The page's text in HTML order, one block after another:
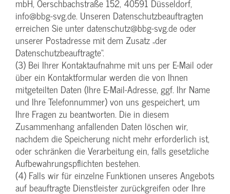
mbH, Oerschbachstraße 152, 40591 Düsseldorf,
info@bbg-svg.de. Unseren Datenschutzbeauftragten
erreichen Sie unter datenschutz@bbg-svg.de oder
unserer Postadresse mit dem Zusatz „der
Datenschutzbeauftragte“.
(3) Bei Ihrer Kontaktaufnahme mit uns per E-Mail oder
über ein Kontaktformular werden die von Ihnen
mitgeteilten Daten (Ihre E-Mail-Adresse, ggf. Ihr Name
und Ihre Telefonnummer) von uns gespeichert, um
Ihre Fragen zu beantworten. Die in diesem
Zusammenhang anfallenden Daten löschen wir,
nachdem die Speicherung nicht mehr erforderlich ist,
oder schränken die Verarbeitung ein, falls gesetzliche
Aufbewahrungspflichten bestehen.
(4) Falls wir für einzelne Funktionen unseres Angebots
auf beauftragte Dienstleister zurückgreifen oder Ihre